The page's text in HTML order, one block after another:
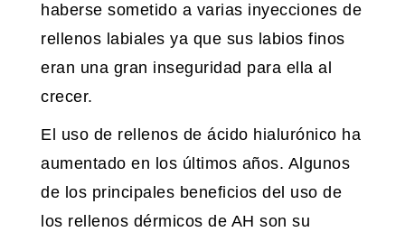
haberse sometido a varias inyecciones de
rellenos labiales ya que sus labios finos
eran una gran inseguridad para ella al
crecer.
El uso de rellenos de ácido hialurónico ha
aumentado en los últimos años. Algunos
de los principales beneficios del uso de
los rellenos dérmicos de AH son su